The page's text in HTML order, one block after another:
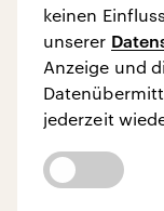
keinen
unserer
Anzeige und
jederzeit